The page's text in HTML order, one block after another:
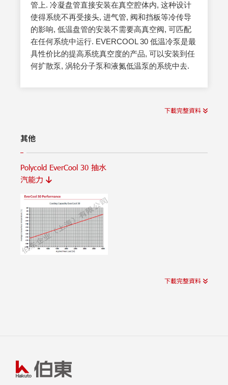
管上. 冷凝盘管直接安装在真空腔体内, 这种设计
使得系统不再受接头, 进气管, 阀和挡板等冷传导
的影响, 低温盘管的安装不需要高真空阀, 可匹配
在任何系统中运行. EVERCOOL 30 低温冷泵是最
具性价比的提高系统真空度的产品, 可以安装到任
何扩散泵, 涡轮分子泵和液氮低温泵的系统中去.
下載完整資料
其他
Polycold EverCool 30 抽水
汽能力
下載完整資料